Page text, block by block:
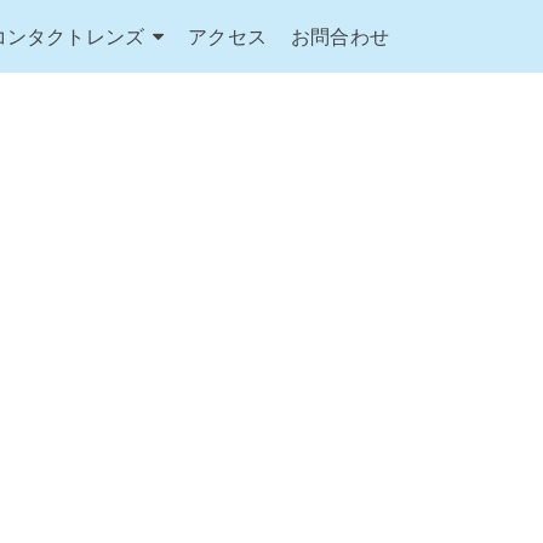
ンタクトレンズ アクセス お問合わせ